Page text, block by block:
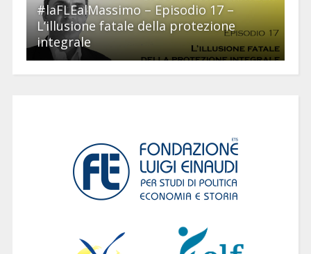
#laFLEalMassimo – Episodio 17 –
L’illusione fatale della protezione
integrale